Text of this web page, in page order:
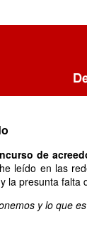
de
leído en las
la presunta falta
y lo que